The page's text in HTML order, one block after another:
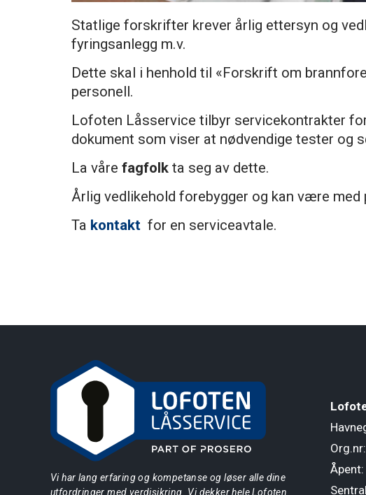
Statlige forskrifter krever årlig ettersyn og
fyringsanlegg m.v.
Dette skal i henhold til «Forskrift om
personell.
Lofoten Låsservice tilbyr servicekontrakter
dokument som viser at nødvendige tester og
La våre fagfolk ta seg av dette.
Årlig vedlikehold forebygger og kan være med
Ta kontakt for en serviceavtale.
Vi har lang erfaring og kompetanse og løser alle dine
utfordringer med verdisikring. Vi dekker hele Lofoten
Lo